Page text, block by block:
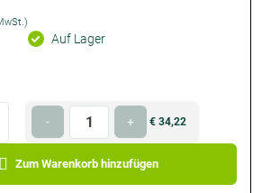
Auf Lager
- Anzahl
Optional
+ € 34,22
Zum Warenkorb hinzufügen